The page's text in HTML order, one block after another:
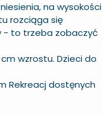
na wysokości
rozciąga się
- to trzeba zobaczyć
wzrostu. Dzieci do
Rekreacj dostęnych